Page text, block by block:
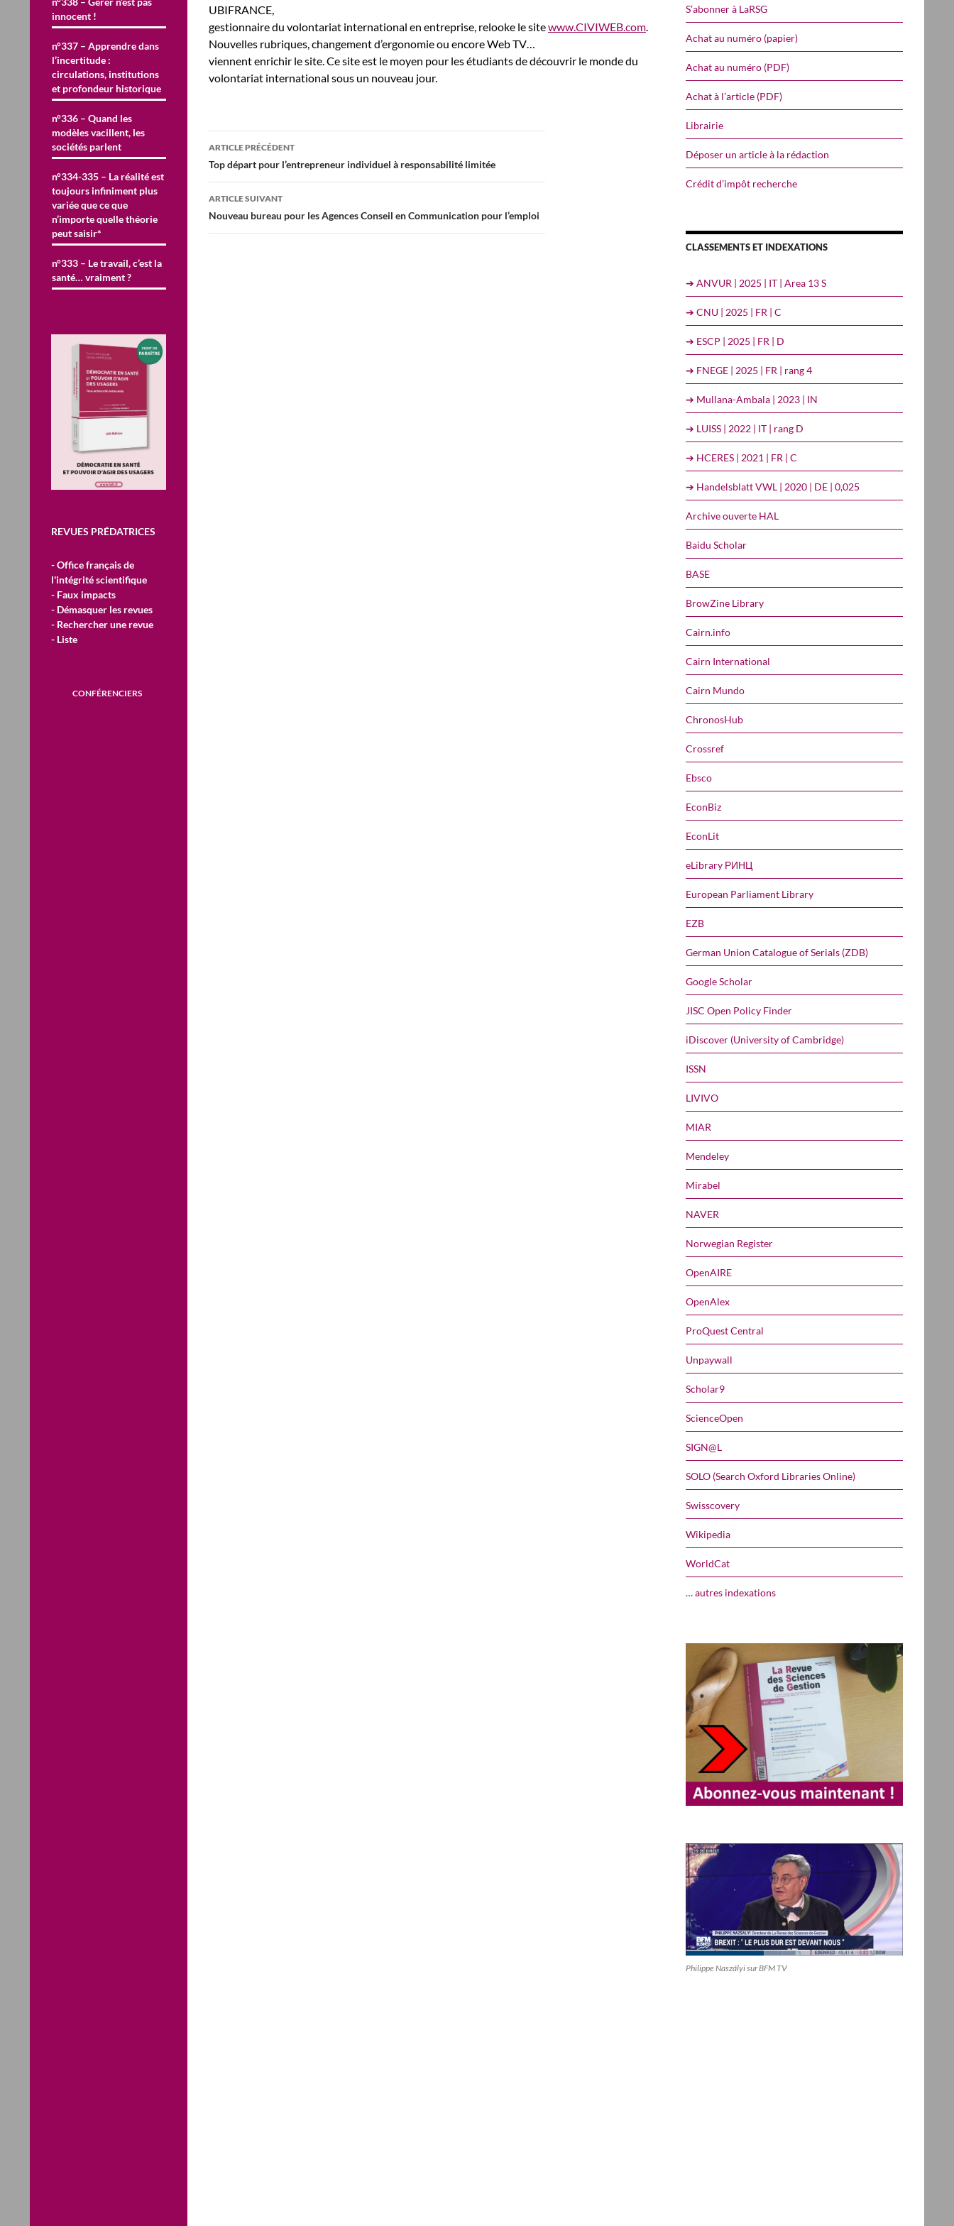
UBIFRANCE,
gestionnaire du volontariat international en entreprise, relooke le sitewww.CIVIWEB.com.
Nouvelles rubriques, changement d’ergonomie ou encore Web TV…
viennent enrichir le site. Ce site est le moyen pour les étudiants de découvrir le monde du
volontariat international sous un nouveau jour.
Navigation
des
articles
ARTICLE PRÉCÉDENT
Top départ pour l’entrepreneur individuel à responsabilité limitée
ARTICLE SUIVANT
Nouveau bureau pour les Agences Conseil en Communication pour l’emploi
S’abonner à LaRSG
Achat au numéro (papier)
Achat au numéro (PDF)
Achat à l’article (PDF)
Librairie
Déposer un article à la rédaction
Crédit d’impôt recherche
CLASSEMENTS ET INDEXATIONS
➔ ANVUR | 2025 | IT | Area 13 S
➔ CNU | 2025 | FR | C
➔ ESCP | 2025 | FR | D
➔ FNEGE | 2025 | FR | rang 4
➔ Mullana-Ambala | 2023 | IN
➔ LUISS | 2022 | IT | rang D
➔ HCERES | 2021 | FR | C
➔ Handelsblatt VWL | 2020 | DE | 0,025
Archive ouverte HAL
Baidu Scholar
BASE
BrowZine Library
Cairn.info
Cairn International
Cairn Mundo
ChronosHub
Crossref
Ebsco
EconBiz
EconLit
eLibrary РИНЦ
European Parliament Library
EZB
German Union Catalogue of Serials (ZDB)
Google Scholar
JISC Open Policy Finder
iDiscover (University of Cambridge)
ISSN
LIVIVO
MIAR
Mendeley
Mirabel
NAVER
Norwegian Register
OpenAIRE
OpenAlex
ProQuest Central
Unpaywall
Scholar9
ScienceOpen
SIGN@L
SOLO (Search Oxford Libraries Online)
Swisscovery
Wikipedia
WorldCat
… autres indexations
Philippe Naszályi sur BFM TV
innocent !
n°337 – Apprendre dans
l’incertitude :
circulations, institutions
et profondeur historique
n°336 – Quand les
modèles vacillent, les
sociétés parlent
n°334-335 – La réalité est
toujours infiniment plus
variée que ce que
n’importe quelle théorie
peut saisir*
n°333 – Le travail, c’est la
santé… vraiment ?
REVUES PRÉDATRICES
- Office français de
l'intégrité scientifique
- Faux impacts
- Démasquer les revues
- Rechercher une revue
- Liste
CONFÉRENCIERS